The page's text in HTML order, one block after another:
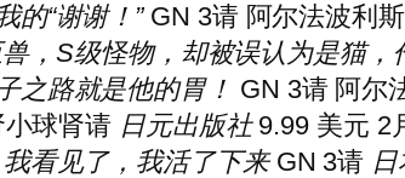
的“谢谢！”GN 3请阿尔法波利
，S级怪物，却被误认为是猫
之路就是他的胃！ GN 3请阿尔
球肾请 日元出版社9.99 美元 2
看见了，我活了下来GN 3请